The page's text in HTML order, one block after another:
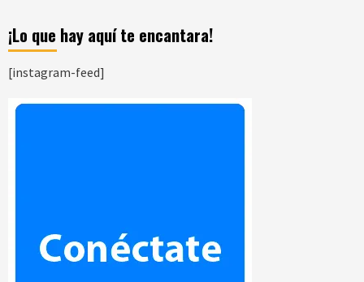
¡Lo que hay aquí te encantara!
[instagram-feed]